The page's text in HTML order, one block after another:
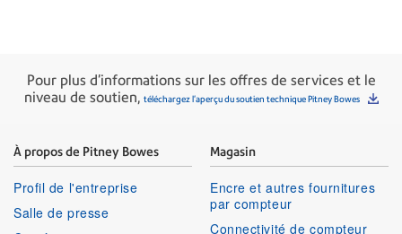
Pour plus d'informations sur les offres de services et le
niveau de soutien, téléchargez l'aperçu du soutien technique Pitney Bowes
À propos de Pitney Bowes
Profil de l'entreprise
Salle de presse
Magasin
Encre et autres fournitures
par compteur
Connectivité de compteur